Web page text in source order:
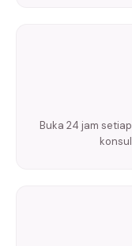
Buka 24 jam